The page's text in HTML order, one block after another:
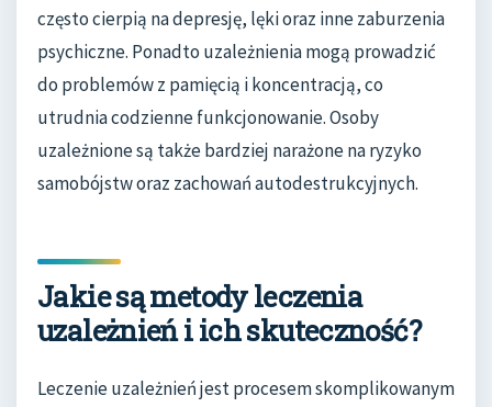
często cierpią na depresję, lęki oraz inne zaburzenia
psychiczne. Ponadto uzależnienia mogą prowadzić
do problemów z pamięcią i koncentracją, co
utrudnia codzienne funkcjonowanie. Osoby
uzależnione są także bardziej narażone na ryzyko
samobójstw oraz zachowań autodestrukcyjnych.
Jakie są metody leczenia
uzależnień i ich skuteczność?
Leczenie uzależnień jest procesem skomplikowanym